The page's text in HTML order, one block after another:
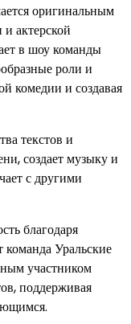
оригинальным
актерской
в шоу команды
роли и
комедии и создавая
текстов и
создает музыку и
с другими
благодаря
команда Уральские
участником
поддерживая